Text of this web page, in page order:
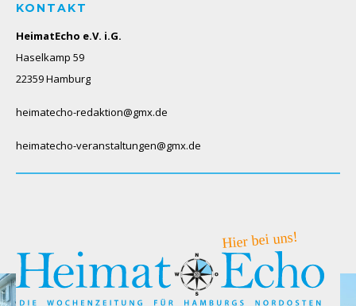
KONTAKT
HeimatEcho e.V. i.G.
Haselkamp 59
22359 Hamburg
heimatecho-redaktion@gmx.de
heimatecho-veranstaltungen@gmx.de